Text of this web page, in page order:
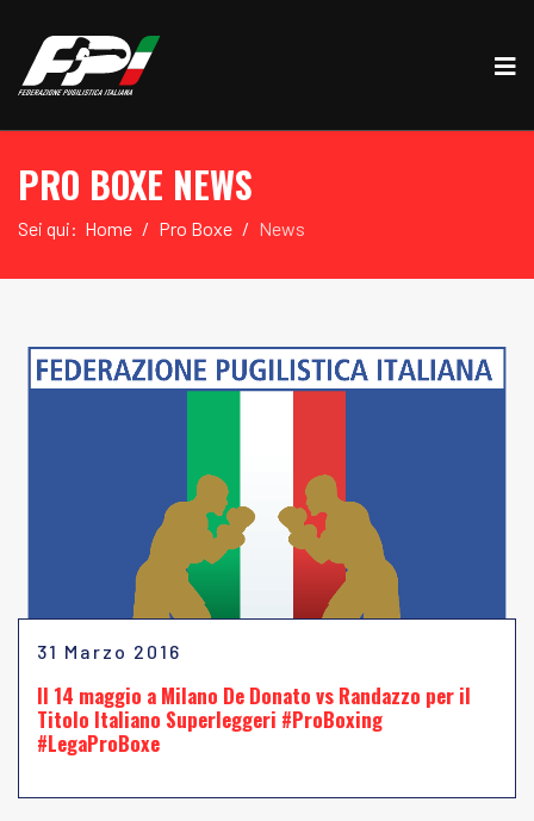
PRO BOXE NEWS
Sei qui: Home Pro Boxe News
31 Marzo 2016
Il 14 maggio a Milano De Donato vs Randazzo per il
Titolo Italiano Superleggeri #ProBoxing
#LegaProBoxe